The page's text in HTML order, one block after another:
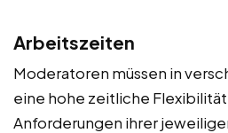
Arbeitszeiten
Moderatoren müssen in
eine hohe zeitliche
Anforderungen ihrer